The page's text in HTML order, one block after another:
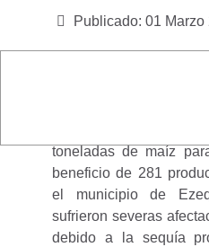
Publicado: 01 Marzo
toneladas de maíz
beneficio de 281
el municipio de
sufrieron severas
debido a la sequía